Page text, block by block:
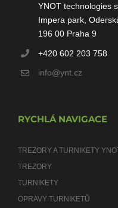
YNOT technologies
Impera park,
196 00 Praha 9
+420 602 203 758
info@ynt.cz
RYCHLÁ NAVIGACE
TREZORY A TURNIKETY
TREZORY
TURNIKETY
OPRAVY TURNIKETŮ